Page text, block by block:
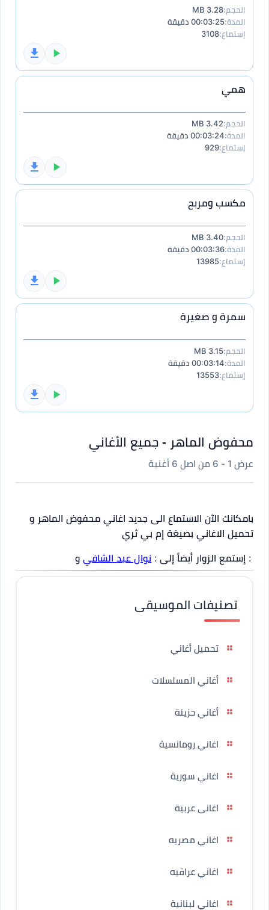
الحجم:3.28 MB
المدة:00:03:25 دقيقة
إستماع:3108
همي
الحجم:3.42 MB
المدة:00:03:24 دقيقة
إستماع:929
مكسب ومربح
الحجم:3.40 MB
المدة:00:03:36 دقيقة
إستماع:13985
سمرة و صغيرة
الحجم:3.15 MB
المدة:00:03:14 دقيقة
إستماع:13553
محفوض الماهر - جميع الأغاني
عرض 1 - 6 من اصل 6 أغنية
بامكانك الآن الاستماع الى جديد اغاني محفوض الماهر و
تحميل الاغاني بصيغة إم بي ثري
: إستمع الزوار أيضاً إلى : نوال عبد الشافيو
تصنيفات الموسيقى
تحميل أغاني
أغاني المسلسلات
أغاني حزينة
اغاني رومانسية
اغاني سورية
اغانى عربية
اغاني مصريه
اغاني عراقيه
اغاني لبنانية